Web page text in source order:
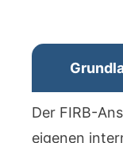
Der FIRB-
eigenen